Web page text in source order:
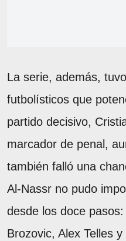
La serie, además,
futbolísticos que
partido decisivo,
marcador de penal,
también falló una
Al-Nassr no pudo
desde los doce
Brozovic, Alex Telles